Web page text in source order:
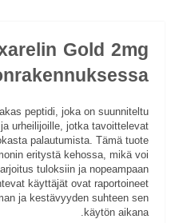
Gold 2mg
peptidi, joka on suunniteltu
urheilijoille, jotka tavoittelevat
palautumista. Tämä tuote
eritystä kehossa, mikä voi
tuloksiin ja nopeampaan
käyttäjät ovat raportoineet
ja kestävyyden suhteen sen
käytön aikana.